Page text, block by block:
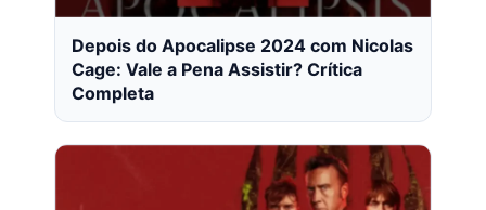
Depois do Apocalipse 2024 com Nicolas
Cage: Vale a Pena Assistir? Crítica
Completa